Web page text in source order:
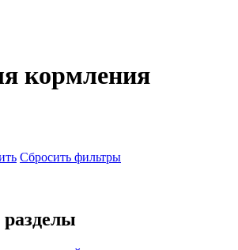
кормления
Сбросить фильтры